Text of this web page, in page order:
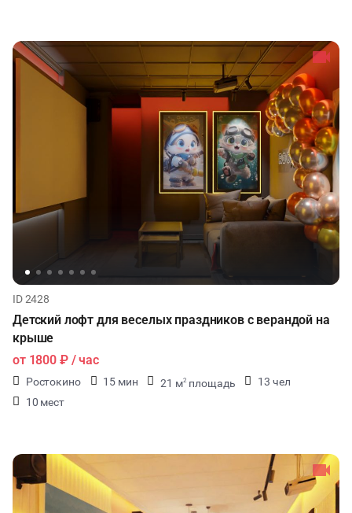
ID 2428
Детский лофт для веселых праздников с верандой на
крыше
от 1800 ₽/ час
Ростокино 15 мин 21 м2 площадь
13 чел
10 мест